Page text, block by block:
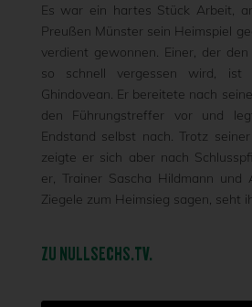
Es war ein hartes Stück Arbeit,
Preußen Münster sein Heimspiel
verdient gewonnen. Einer, der
so schnell vergessen wird, ist
Ghindovean. Er bereitete nach
den Führungstreffer vor und
Endstand selbst nach. Trotz
zeigte er sich aber nach
er, Trainer Sascha Hildmann und
Ziegele zum Heimsieg sagen, seht
ZU NULLSECHS.TV.